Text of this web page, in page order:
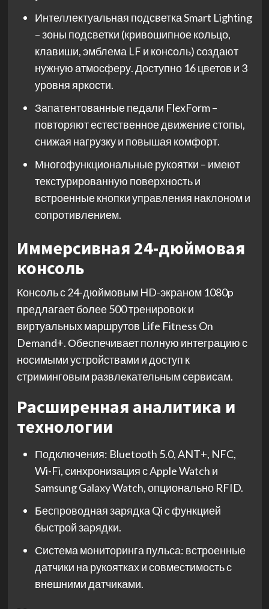
Интеллектуальная подсветка Smart Lighting
– зоны подсветки (кривошипное кольцо,
клавиши, эмблема LF и консоль) создают
нужную атмосферу. Доступно 16 цветов и 3
уровня яркости.
Запатентованные педали FlexForm –
повторяют естественное движение стопы,
снижая нагрузку и повышая комфорт.
Многофункциональные рукоятки – имеют
текстурированную поверхность и
встроенные кнопки управления наклоном и
сопротивлением.
Иммерсивная 24-дюймовая
консоль
Консоль с 24-дюймовым HD-экраном 1080p
предлагает более 500 тренировок и
виртуальных маршрутов Life Fitness On
Demand+. Обеспечивает полную интеграцию с
носимыми устройствами и доступ к
стриминговым развлекательным сервисам.
Расширенная аналитика и
технологии
Подключения: Bluetooth 5.0, ANT+, NFC,
Wi-Fi, синхронизация с Apple Watch и
Samsung Galaxy Watch, опционально RFID.
Беспроводная зарядка Qi с функцией
быстрой зарядки.
Система мониторинга пульса: встроенные
датчики на рукоятках и совместимость с
внешними датчиками.